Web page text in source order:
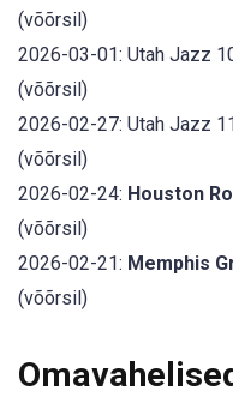
(võõrsil)
2026-03-01: Utah Jazz
(võõrsil)
2026-02-27: Utah Jazz
(võõrsil)
2026-02-24: Houston
(võõrsil)
2026-02-21: Memphis
(võõrsil)